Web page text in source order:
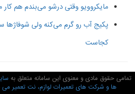
مایکروویو وقتی درشو می‌بندم هم کار
پکیج آب رو گرم می‌کنه ولی شوفاژها
کجاست
حقوق مادی و معنوی این سامانه متعلق به سایت
ها و شرکت های تعمیرات لوازم، نت تعمیر می